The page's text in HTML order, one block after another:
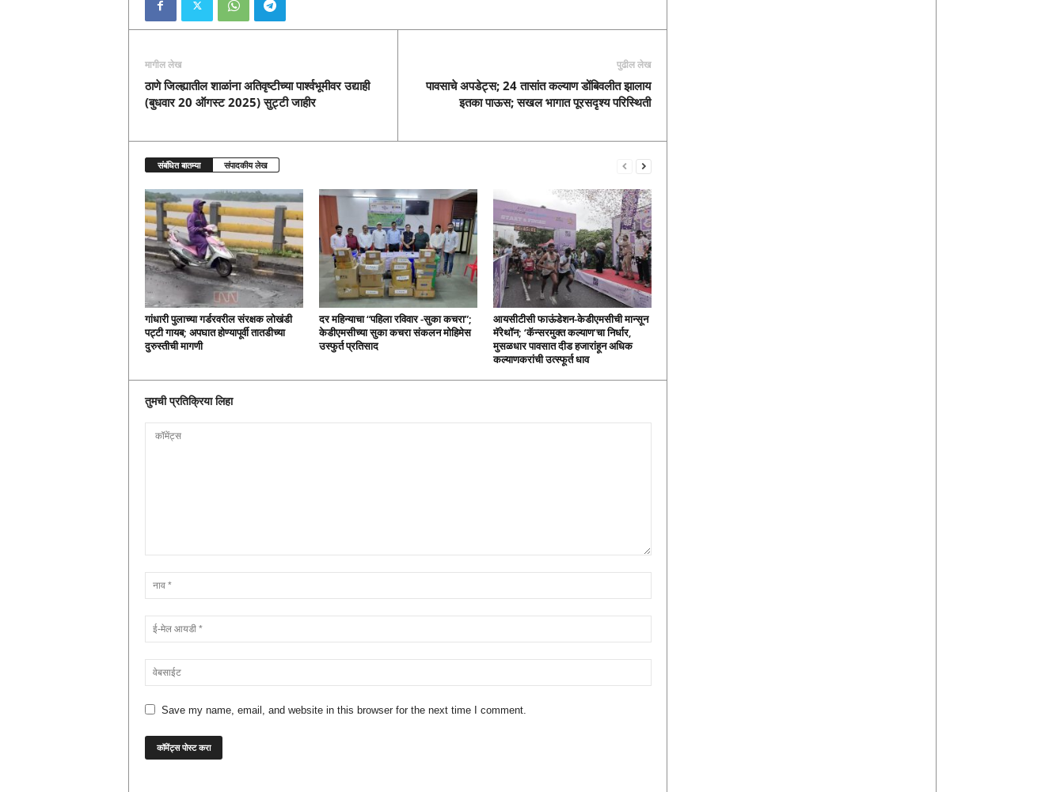
मागील लेख
ठाणे जिल्ह्यातील शाळांना अतिवृष्टीच्या पार्श्वभूमीवर उद्याही
(बुधवार 20 ऑगस्ट 2025) सुट्टी जाहीर
पुढील लेख
पावसाचे अपडेट्स; 24 तासांत कल्याण डोंबिवलीत झालाय
इतका पाऊस; सखल भागात पूरसदृश्य परिस्थिती
संबंधित बातम्या संपादकीय लेख
गांधारी पुलाच्या गर्डरवरील संरक्षक लोखंडी
पट्टी गायब; अपघात होण्यापूर्वी तातडीच्या
दुरुस्तीची मागणी
दर महिन्याचा “पहिला रविवार -सुका कचरा”;
केडीएमसीच्या सुका कचरा संकलन मोहिमेस
उस्फुर्त प्रतिसाद
आयसीटीसी फाऊंडेशन-केडीएमसीची मान्सून
मॅरेथॉन; ‘कॅन्सरमुक्त कल्याण’चा निर्धार,
मुसळधार पावसात दीड हजारांहून अधिक
कल्याणकरांची उत्स्फूर्त धाव
तुमची प्रतिक्रिया लिहा
Save my name, email, and website in this browser for the next time I comment.